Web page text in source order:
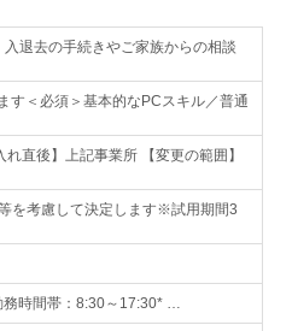
退去の手続きやご家族からの相談
す＜必須＞基本的なPCスキル／普通
直後】上記事業所 【変更の範囲】
を考慮して決定します※試用期間3
務時間帯：8:30～17:30* …